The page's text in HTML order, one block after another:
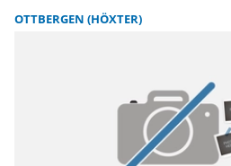
sowie Kaffee angeboten.
OTTBERGEN (HÖXTER)